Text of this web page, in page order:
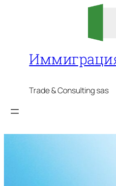
Trade & Consulting sas